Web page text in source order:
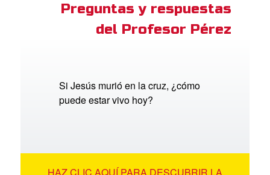
Preguntas y respuestas
del Profesor Pérez
Si Jesús murió en la cruz, ¿cómo
puede estar vivo hoy?